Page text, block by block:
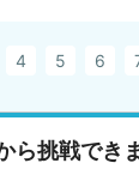
4 5 6
挑戦でき